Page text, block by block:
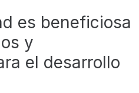
es beneficiosa
y
el desarrollo